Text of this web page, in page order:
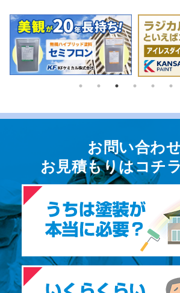
お問い合わ
お⾒積もりはコチ